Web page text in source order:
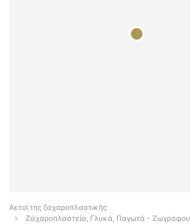
Αετοί της ζαχαροπλαστικής
Ζαχαροπλαστεία, Γλυκά, Παγωτά - Ζωγράφου